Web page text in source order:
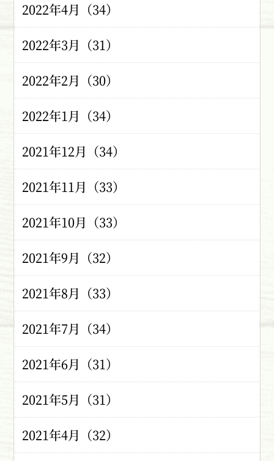
2022年4月（34）
2022年3月（31）
2022年2月（30）
2022年1月（34）
2021年12月（34）
2021年11月（33）
2021年10月（33）
2021年9月（32）
2021年8月（33）
2021年7月（34）
2021年6月（31）
2021年5月（31）
2021年4月（32）